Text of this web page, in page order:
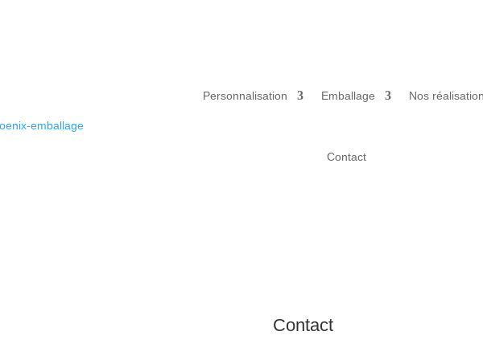
Personnalisation Emballage Nos
Contact
Contact